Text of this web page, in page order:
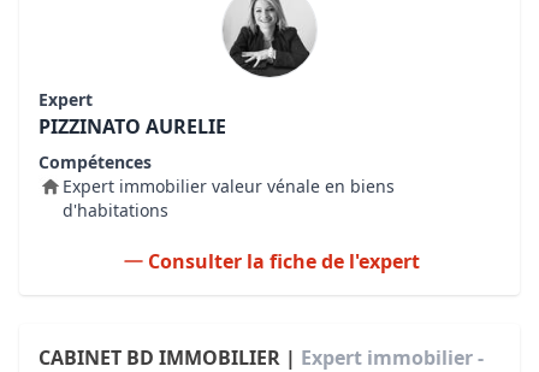
Expert
PIZZINATO AURELIE
Compétences
Expert immobilier valeur vénale en biens
d'habitations
Consulter la fiche de l'expert
CABINET BD IMMOBILIER | Expert immobilier -